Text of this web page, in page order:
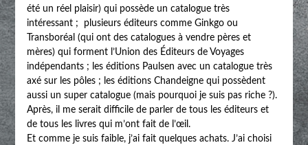
été un réel plaisir) qui possède un catalogue très
intéressant ; plusieurs éditeurs comme Ginkgo ou
Transboréal (qui ont des catalogues à vendre pères et
mères) qui forment l’Union des Éditeurs de Voyages
indépendants ; les éditions Paulsen avec un catalogue très
axé sur les pôles ; les éditions Chandeigne qui possèdent
aussi un super catalogue (mais pourquoi je suis pas riche ?).
Après, il me serait difficile de parler de tous les éditeurs et
de tous les livres qui m’ont fait de l’œil.
Et comme je suis faible, j’ai fait quelques achats. J’ai choisi